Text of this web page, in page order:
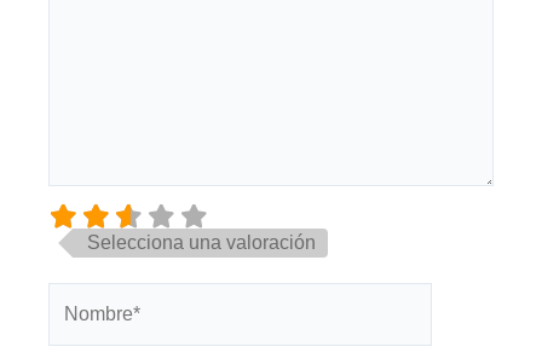
Selecciona una valoración